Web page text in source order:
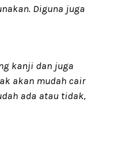
Diguna juga
kanji dan juga
akan mudah cair
ada atau tidak,